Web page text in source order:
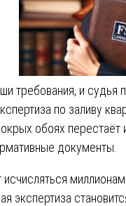
требования, и судья
по заливу
обоях перестаёт
документы.
экспертиза